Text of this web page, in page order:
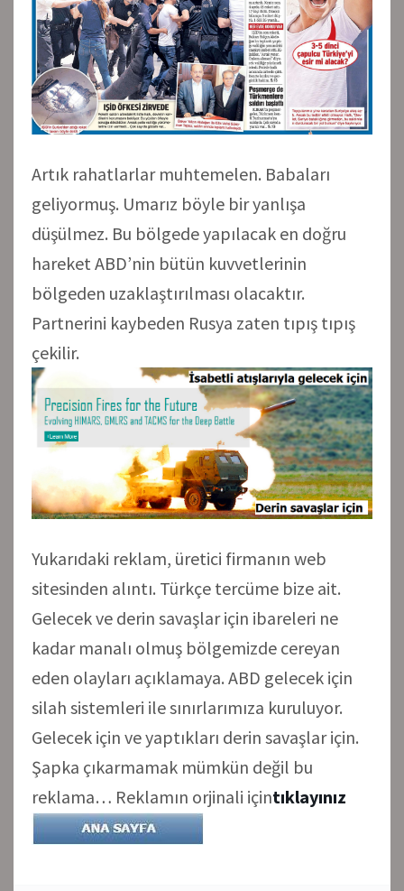
Artık rahatlarlar muhtemelen. Babaları
geliyormuş. Umarız böyle bir yanlışa
düşülmez. Bu bölgede yapılacak en doğru
hareket ABD’nin bütün kuvvetlerinin
bölgeden uzaklaştırılması olacaktır.
Partnerini kaybeden Rusya zaten tıpış tıpış
çekilir.
Yukarıdaki reklam, üretici firmanın web
sitesinden alıntı. Türkçe tercüme bize ait.
Gelecek ve derin savaşlar için ibareleri ne
kadar manalı olmuş bölgemizde cereyan
eden olayları açıklamaya. ABD gelecek için
silah sistemleri ile sınırlarımıza kuruluyor.
Gelecek için ve yaptıkları derin savaşlar için.
Şapka çıkarmamak mümkün değil bu
reklama… Reklamın orjinali içintıklayınız